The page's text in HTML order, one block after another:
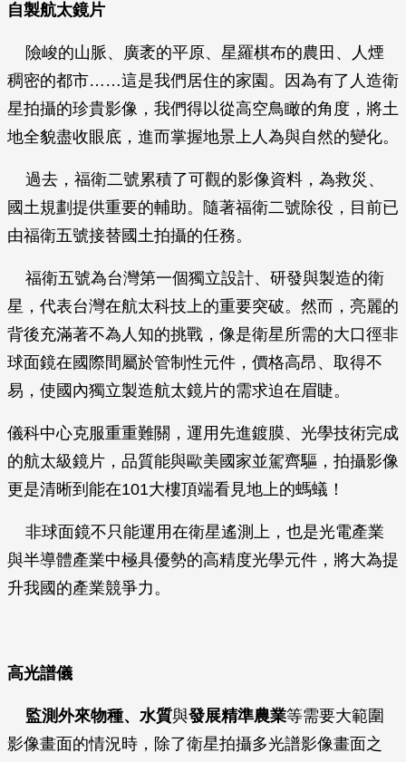
自製航太鏡片
險峻的山脈、廣袤的平原、星羅棋布的農田、人煙
稠密的都市……這是我們居住的家園。因為有了人造衛
星拍攝的珍貴影像，我們得以從高空鳥瞰的角度，將土
地全貌盡收眼底，進而掌握地景上人為與自然的變化。
過去，福衛二號累積了可觀的影像資料，為救災、
國土規劃提供重要的輔助。隨著福衛二號除役，目前已
由福衛五號接替國土拍攝的任務。
福衛五號為台灣第一個獨立設計、研發與製造的衛
星，代表台灣在航太科技上的重要突破。然而，亮麗的
背後充滿著不為人知的挑戰，像是衛星所需的大口徑非
球面鏡在國際間屬於管制性元件，價格高昂、取得不
易，使國內獨立製造航太鏡片的需求迫在眉睫。
儀科中心克服重重難關，運用先進鍍膜、光學技術完成
的航太級鏡片，品質能與歐美國家並駕齊驅，拍攝影像
更是清晰到能在101大樓頂端看見地上的螞蟻！
非球面鏡不只能運用在衛星遙測上，也是光電產業
與半導體產業中極具優勢的高精度光學元件，將大為提
升我國的產業競爭力。
高光譜儀
監測外來物種、水質與發展精準農業等需要大範圍
影像畫面的情況時，除了衛星拍攝多光譜影像畫面之